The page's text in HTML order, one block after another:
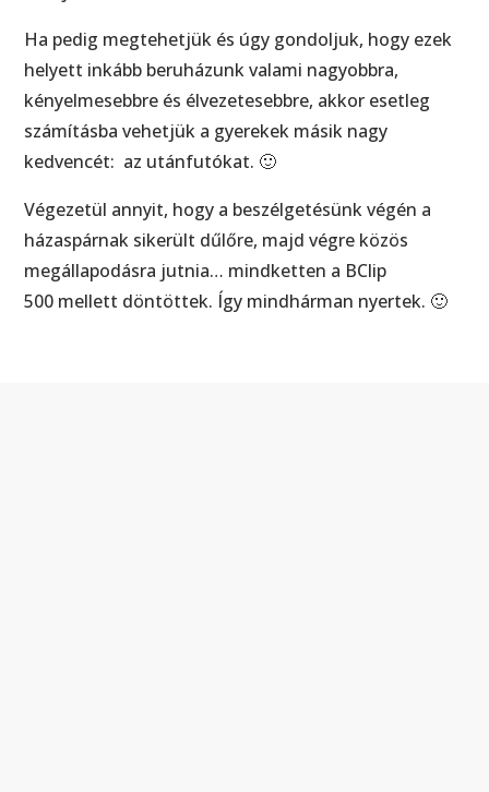
Ha pedig megtehetjük és úgy gondoljuk, hogy ezek
helyett inkább beruházunk valami nagyobbra,
kényelmesebbre és élvezetesebbre, akkor esetleg
számításba vehetjük a gyerekek másik nagy
kedvencét: az utánfutókat. 🙂
Végezetül annyit, hogy a beszélgetésünk végén a
házaspárnak sikerült dűlőre, majd végre közös
megállapodásra jutnia… mindketten a BClip
500 mellett döntöttek. Így mindhárman nyertek. 🙂